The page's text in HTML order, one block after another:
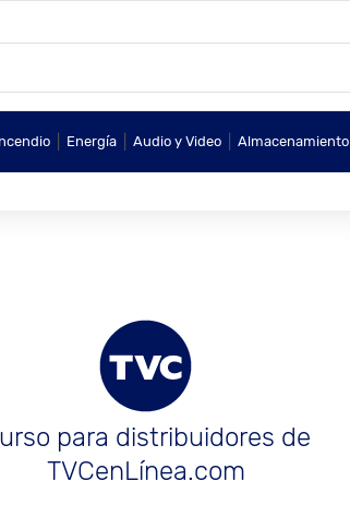
Energía Audio y Video Almacenamiento
para distribuidores de
TVCenLínea.com